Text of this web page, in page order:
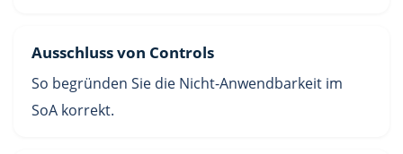
Ausschluss von Controls
So begründen Sie die Nicht-Anwendbarkeit im
SoA korrekt.